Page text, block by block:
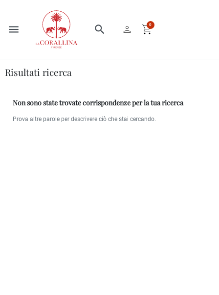
menu search person shopping_cart
0
Risultati ricerca
Risultati ricerca
Non sono state trovate corrispondenze per la tua ricerca
Prova altre parole per descrivere ciò che stai cercando.